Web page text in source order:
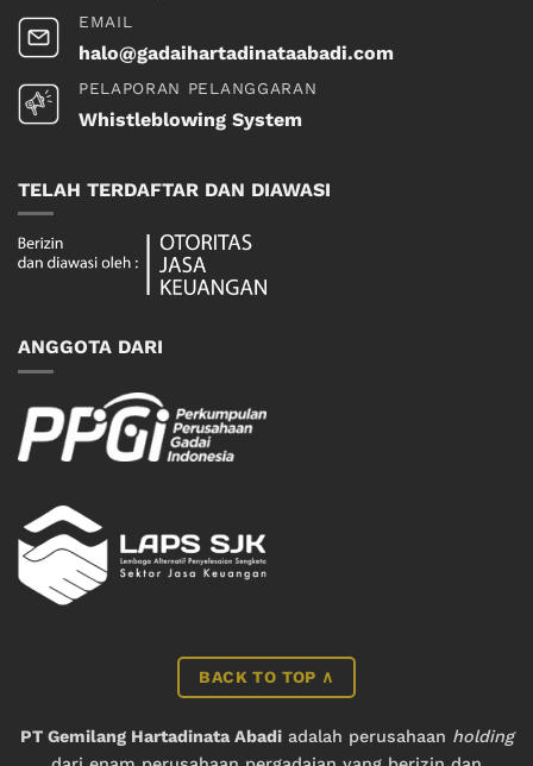
EMAIL
halo@gadaihartadinataabadi.com
PELAPORAN PELANGGARAN
Whistleblowing System
TELAH TERDAFTAR DAN DIAWASI
ANGGOTA DARI
BACK TO TOP ∧
PT Gemilang Hartadinata Abadiadalah perusahaan holding